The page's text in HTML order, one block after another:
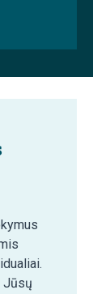
Jūsų